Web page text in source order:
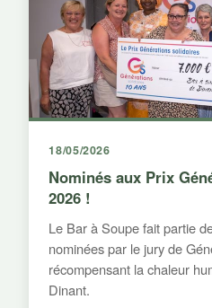
18/05/2026
Nominés aux Prix
2026 !
Le Bar à Soupe fait partie
nominées par le jury de
récompensant la chaleur
Dinant.